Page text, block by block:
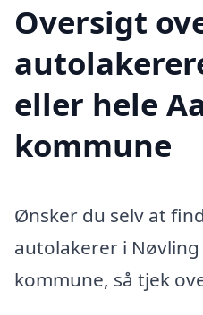
Oversigt
eller hele
kommune
Ønsker du selv at
autolakerer i
kommune, så tjek